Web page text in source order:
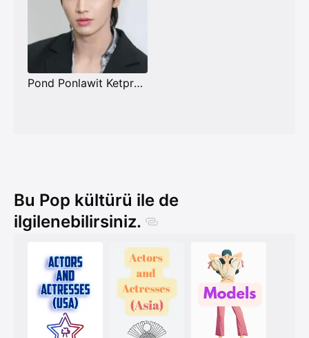
Pond Ponlawit Ketprapakorn
Bu Pop kültürü ile de
ilgilenebilirsiniz.